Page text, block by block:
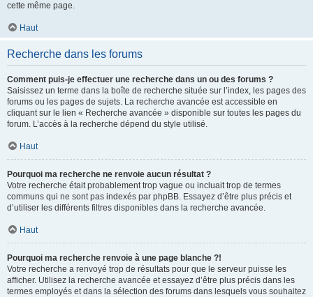
cette même page.
Haut
Recherche dans les forums
Comment puis-je effectuer une recherche dans un ou des forums ?
Saisissez un terme dans la boîte de recherche située sur l’index, les pages des
forums ou les pages de sujets. La recherche avancée est accessible en
cliquant sur le lien « Recherche avancée » disponible sur toutes les pages du
forum. L’accès à la recherche dépend du style utilisé.
Haut
Pourquoi ma recherche ne renvoie aucun résultat ?
Votre recherche était probablement trop vague ou incluait trop de termes
communs qui ne sont pas indexés par phpBB. Essayez d’être plus précis et
d’utiliser les différents filtres disponibles dans la recherche avancée.
Haut
Pourquoi ma recherche renvoie à une page blanche ?!
Votre recherche a renvoyé trop de résultats pour que le serveur puisse les
afficher. Utilisez la recherche avancée et essayez d’être plus précis dans les
termes employés et dans la sélection des forums dans lesquels vous souhaitez